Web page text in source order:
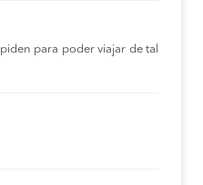
para poder viajar de tal